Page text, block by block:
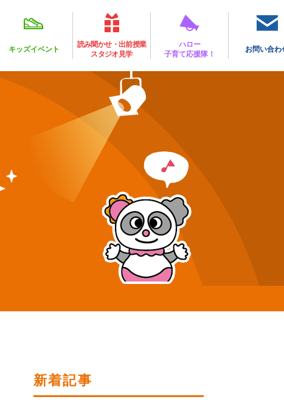
キッズイベント
読み聞かせ・出前授業
スタジオ見学
ハロー
子育て応援隊！
お問い合わ
新着記事